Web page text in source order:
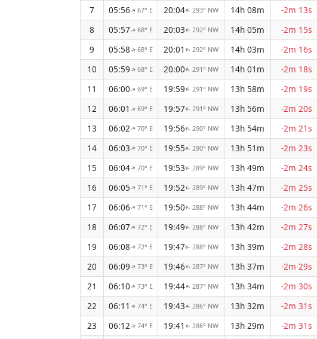
7
05:56↑67° E 20:04↑293° NW 14h 08m -2m 13s
8
05:57↑68° E 20:03↑ 292° NW 14h 05m -2m 15s
9
05:58↑68° E 20:01 ↑ 292° NW 14h 03m -2m 16s
10
05:59↑68° E 20:00↑ 291° NW 14h 01m -2m 18s
11
06:00↑69° E 19:59↑ 291° NW 13h 58m -2m 19s
12
06:01 ↑69° E 19:57↑ 291° NW 13h 56m -2m 20s
13
06:02↑70° E 19:56↑ 290° NW 13h 54m -2m 21s
14
06:03↑70° E 19:55↑ 290° NW 13h 51m -2m 23s
15
06:04↑70° E 19:53↑ 289° NW 13h 49m -2m 24s
16
06:05↑71° E 19:52↑ 289° NW 13h 47m -2m 25s
17
06:06↑71° E 19:50↑ 288° NW 13h 44m -2m 26s
18
06:07↑72° E 19:49↑ 288° NW 13h 42m -2m 27s
19
06:08↑72° E 19:47↑ 288° NW 13h 39m -2m 28s
20
06:09↑73° E 19:46↑ 287° NW 13h 37m -2m 29s
21
06:10↑73° E 19:44↑ 287° NW 13h 34m -2m 30s
22
06:11 ↑ 74° E 19:43↑ 286° NW 13h 32m -2m 31s
23
06:12↑ 74° E 19:41 ↑ 286° NW 13h 29m -2m 31s